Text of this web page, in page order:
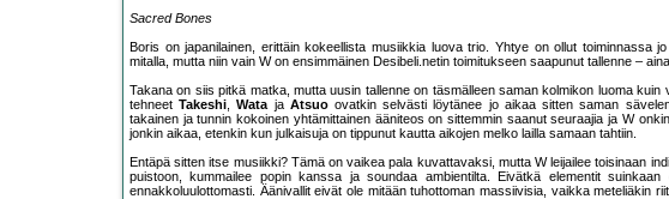
Sacred Bones
Boris on japanilainen, erittäin kokeellista musiikkia luova trio. Yhtye on ollut toiminnassa
mitalla, mutta niin vain W on ensimmäinen Desibeli.netin toimitukseen saapunut tallenne –
Takana on siis pitkä matka, mutta uusin tallenne on täsmälleen saman kolmikon luoma kuin
tehneetTakeshi,Wataja Atsuoovatkin selvästi löytänee jo aikaa sitten saman
takainen ja tunnin kokoinen yhtämittainen ääniteos on sittemmin saanut seuraajia ja W
jonkin aikaa, etenkin kun julkaisuja on tippunut kautta aikojen melko lailla samaan tahtiin.
Entäpä sitten itse musiikki? Tämä on vaikea pala kuvattavaksi, mutta W leijailee toisinaan
puistoon, kummailee popin kanssa ja soundaa ambientilta. Eivätkä elementit
ennakkoluulottomasti. Äänivallit eivät ole mitään tuhottoman massiivisia, vaikka meteliäkin